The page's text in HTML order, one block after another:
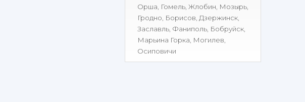
Орша Гомель Жлобин Мозырь
Гродно Борисов Дзержинск
Заславль Фаниполь Бобруйск
Марьина Горка Могилев
Осиповичи